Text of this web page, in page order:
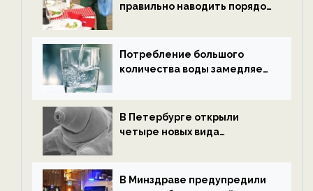
правильно наводить порядок
Потребление большого
количества воды замедляет
В Петербурге открыли
четыре новых вида
экологии на ECOportal
В Минздраве предупредили